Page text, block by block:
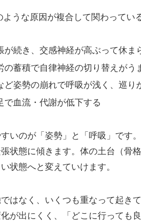
うな原因が複合して関わってい
が続き、交感神経が高ぶって休ま
の蓄積で自律神経の切り替えがう
ど姿勢の崩れで呼吸が浅く、巡り
で血流・代謝が低下する
いのが「姿勢」と「呼吸」です
状態に傾きます。体の土台（骨
状態へと変えていけます。
はなく、いくつも重なって起き
が出にくく、「どこに行っても